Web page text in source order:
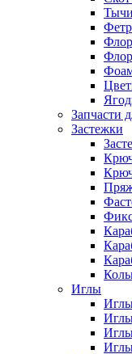
Фетр
Запчасти
Застежки
Иглы